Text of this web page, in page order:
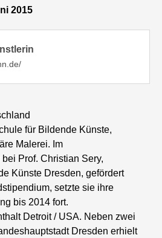
2015
für Bildende Künste,
Malerei. Im
Prof. Christian Sery,
Künste Dresden, gefördert
setzte sie ihre
bis 2014 fort.
Detroit / USA. Neben zwei
Dresden erhielt